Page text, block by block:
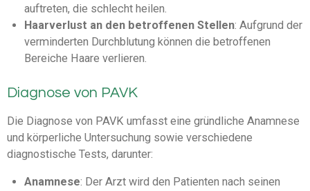
auftreten, die schlecht heilen.
Haarverlust an den betroffenen Stellen: Aufgrund der
verminderten Durchblutung können die betroffenen
Bereiche Haare verlieren.
Diagnose von PAVK
Die Diagnose von PAVK umfasst eine gründliche Anamnese
und körperliche Untersuchung sowie verschiedene
diagnostische Tests, darunter:
Anamnese: Der Arzt wird den Patienten nach seinen